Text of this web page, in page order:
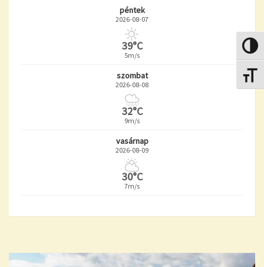
péntek
2026-08-07
39°C
5m/s
szombat
2026-08-08
32°C
9m/s
vasárnap
2026-08-09
30°C
7m/s